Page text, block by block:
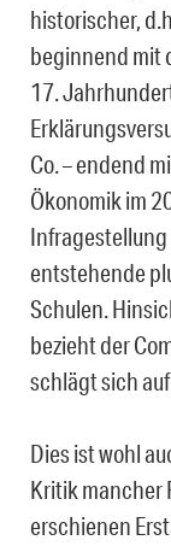
historischer,
beginnend mit
17.
Co. – endend
Ökonomik im
entstehende
Schulen.
bezieht der
schlägt sich
Dies ist wohl
Kritik mancher
erschienen